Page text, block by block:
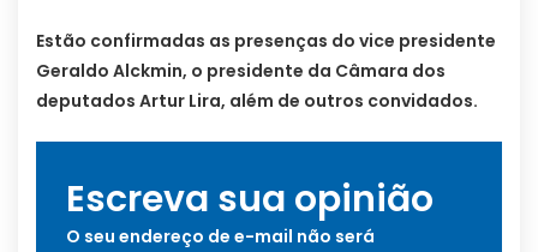
Estão confirmadas as presenças do vice presidente
Geraldo Alckmin, o presidente da Câmara dos
deputados Artur Lira, além de outros convidados.
Escreva sua opinião
O seu endereço de e-mail não será